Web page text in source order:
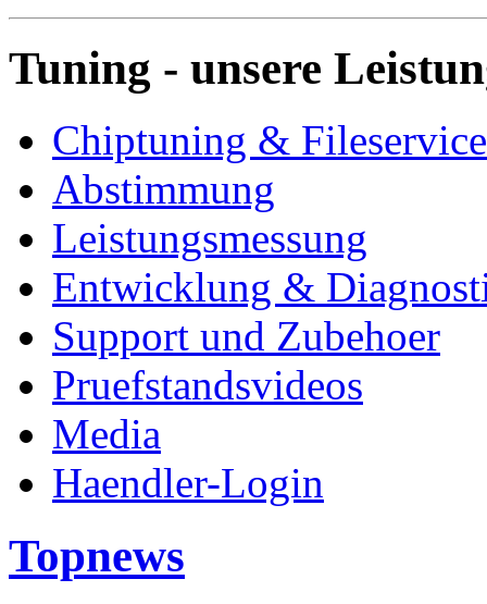
Tuning - unsere
Chiptuning & Fileservice
Abstimmung
Leistungsmessung
Entwicklung &
Support und Zubehoer
Pruefstandsvideos
Media
Haendler-Login
Topnews